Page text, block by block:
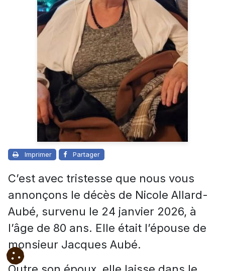
Imprimer Partager
C’est avec tristesse que nous vous
annonçons le décès de Nicole Allard-
Aubé, survenu le 24 janvier 2026, à
l’âge de 80 ans. Elle était l’épouse de
monsieur Jacques Aubé.